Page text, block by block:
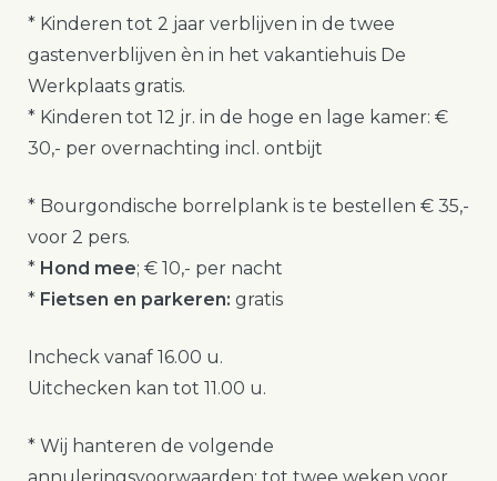
* Kinderen tot 2 jaar verblijven in de twee
gastenverblijven èn in het vakantiehuis De
Werkplaats gratis.
* Kinderen tot 12 jr. in de hoge en lage kamer: €
30,- per overnachting incl. ontbijt
* Bourgondische borrelplank is te bestellen € 35,-
voor 2 pers.
* Hond mee; € 10,- per nacht
* Fietsen en parkeren: gratis
Incheck vanaf 16.00 u.
Uitchecken kan tot 11.00 u.
* Wij hanteren de volgende